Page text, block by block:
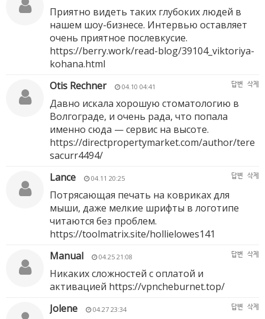
Приятно видеть таких глубоких людей в
нашем шоу-бизнесе. Интервью оставляет
очень приятное послевкусие.
https://berry.work/read-blog/39104_viktoriya-
kohana.html
Otis Rechner
04.10 04:41 답변 삭제
Давно искала хорошую стоматологию в
Волгограде, и очень рада, что попала
именно сюда — сервис на высоте.
https://directpropertymarket.com/author/tere
sacurr4494/
Lance
04.11 20:25 답변 삭제
Потрясающая печать на ковриках для
мыши, даже мелкие шрифты в логотипе
читаются без проблем.
https://toolmatrix.site/hollielowes141
Manual
04.25 21:08 답변 삭제
Никаких сложностей с оплатой и
активацией https://vpncheburnet.top/
Jolene
04.27 23:34 답변 삭제